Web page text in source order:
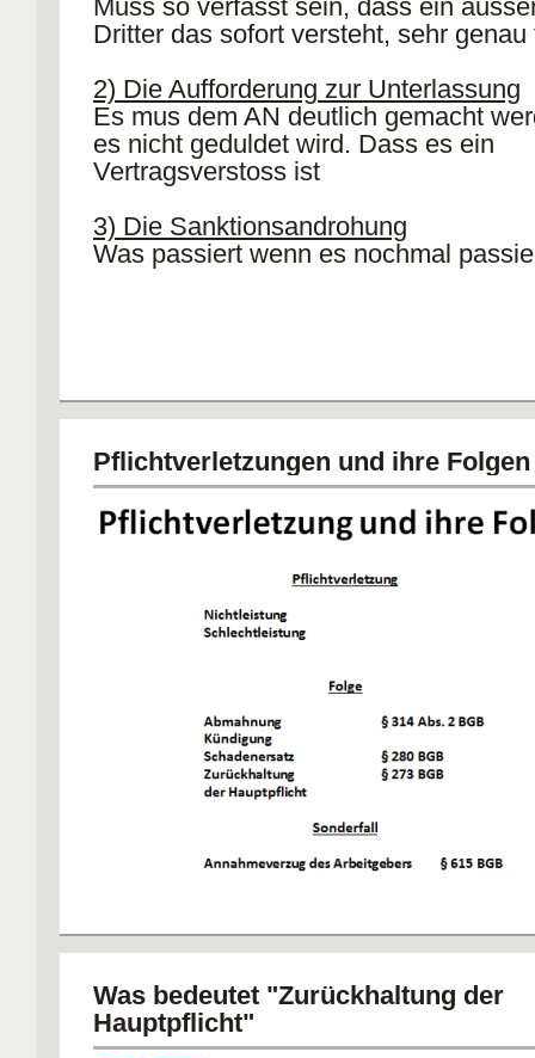
Muss so verfasst sein, dass ein
Dritter das sofort versteht, sehr genau
2) Die Aufforderung zur Unterlassung
Es mus dem AN deutlich gemacht
es nicht geduldet wird. Dass es ein
Vertragsverstoss ist
3) Die Sanktionsandrohung
Was passiert wenn es nochmal
Pflichtverletzungen und ihre Folgen
Was bedeutet "Zurückhaltung der
Hauptpflicht"